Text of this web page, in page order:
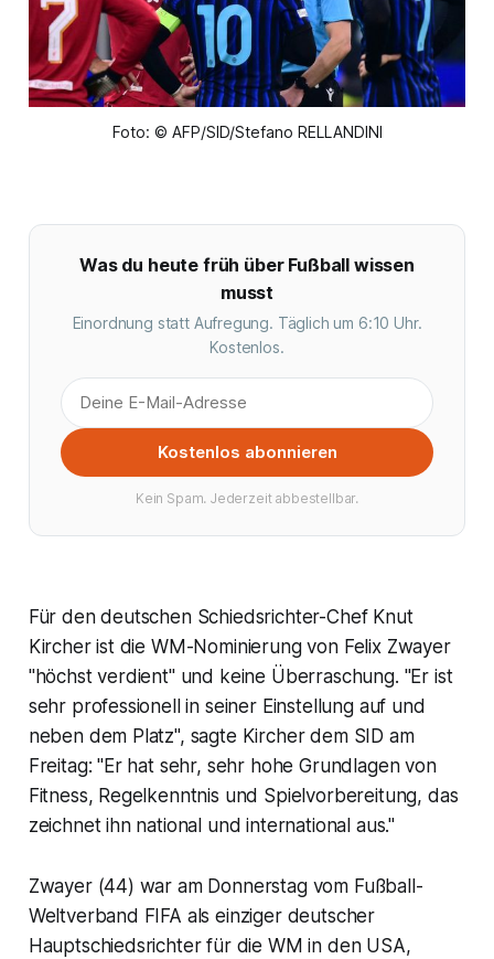
Foto: © AFP/SID/Stefano RELLANDINI
Was du heute früh über Fußball wissen
musst
Einordnung statt Aufregung. Täglich um 6:10 Uhr.
Kostenlos.
Kostenlos abonnieren
Kein Spam. Jederzeit abbestellbar.
Für den deutschen Schiedsrichter-Chef Knut
Kircher ist die WM-Nominierung von Felix Zwayer
"höchst verdient" und keine Überraschung. "Er ist
sehr professionell in seiner Einstellung auf und
neben dem Platz", sagte Kircher dem SID am
Freitag: "Er hat sehr, sehr hohe Grundlagen von
Fitness, Regelkenntnis und Spielvorbereitung, das
zeichnet ihn national und international aus."
Zwayer (44) war am Donnerstag vom Fußball-
Weltverband FIFA als einziger deutscher
Hauptschiedsrichter für die WM in den USA,